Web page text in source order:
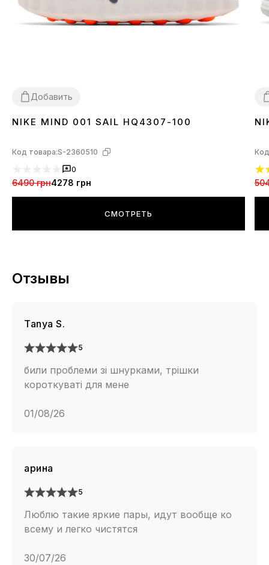
Добавить
3738 39 40 41 42 43 44
NIKE MIND 001 SAIL HQ4307-100
Код товара:S-2360510
0
6490 грн4278 грн
СМОТРЕТЬ
Отзывы
Tanya S.
5
били проблеми зі шнурками, трішки
короткуваті для мене
01/08/26
арина
5
Люблю такие яркие пары, идут вообще ко
всему и легко чистятся
30/07/26